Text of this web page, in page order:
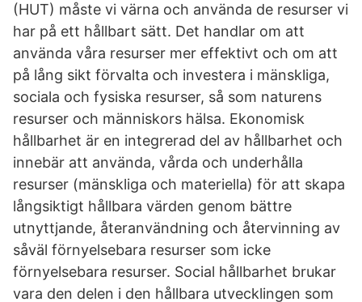
(HUT) måste vi värna och använda de resurser vi
har på ett hållbart sätt. Det handlar om att
använda våra resurser mer effektivt och om att
på lång sikt förvalta och investera i mänskliga,
sociala och fysiska resurser, så som naturens
resurser och människors hälsa. Ekonomisk
hållbarhet är en integrerad del av hållbarhet och
innebär att använda, vårda och underhålla
resurser (mänskliga och materiella) för att skapa
långsiktigt hållbara värden genom bättre
utnyttjande, återanvändning och återvinning av
såväl förnyelsebara resurser som icke
förnyelsebara resurser. Social hållbarhet brukar
vara den delen i den hållbara utvecklingen som